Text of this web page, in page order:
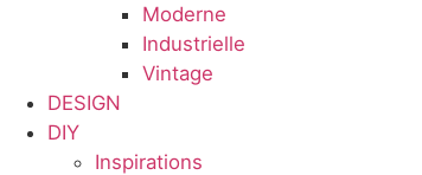
Moderne
Industrielle
Vintage
DESIGN
DIY
Inspirations